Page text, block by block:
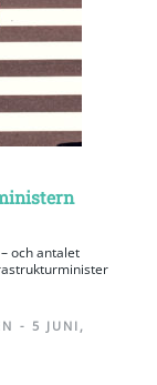
och antalet
- 5 JUNI,